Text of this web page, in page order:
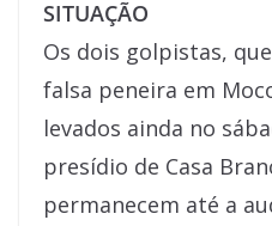
SITUAÇÃO
Os dois golpistas,
falsa peneira em
levados ainda no
presídio de Casa
permanecem até a